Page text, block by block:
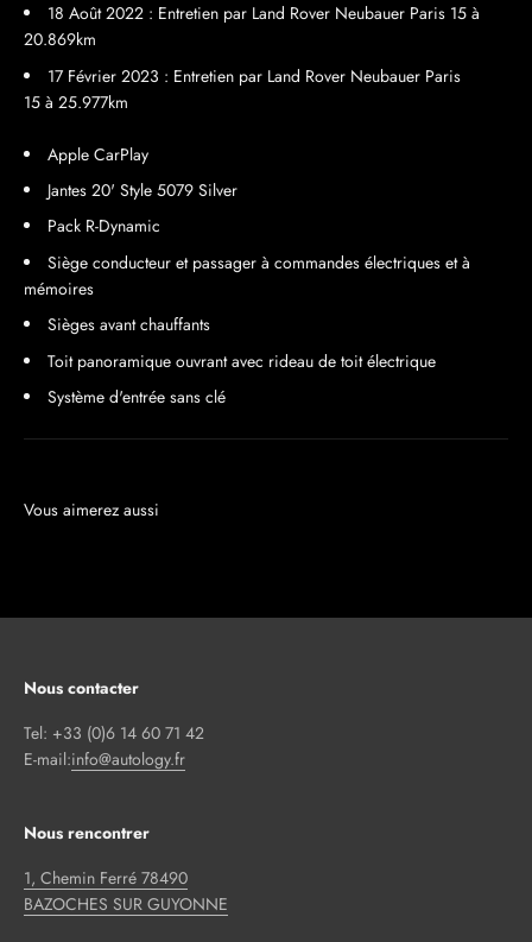
18 Août 2022 : Entretien par Land Rover Neubauer Paris 15 à
20.869km
17 Février 2023 : Entretien par Land Rover Neubauer Paris
15 à 25.977km
Apple CarPlay
Jantes 20' Style 5079 Silver
Pack R-Dynamic
Siège conducteur et passager à commandes électriques et à
mémoires
Sièges avant chauffants
Toit panoramique ouvrant avec rideau de toit électrique
Système d'entrée sans clé
Nous contacter
Tel: +33 (0)6 14 60 71 42
E-mail:info@autology.fr
Nous rencontrer
1, Chemin Ferré 78490
BAZOCHES SUR GUYONNE